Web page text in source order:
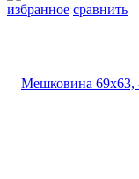
избранное сравнить